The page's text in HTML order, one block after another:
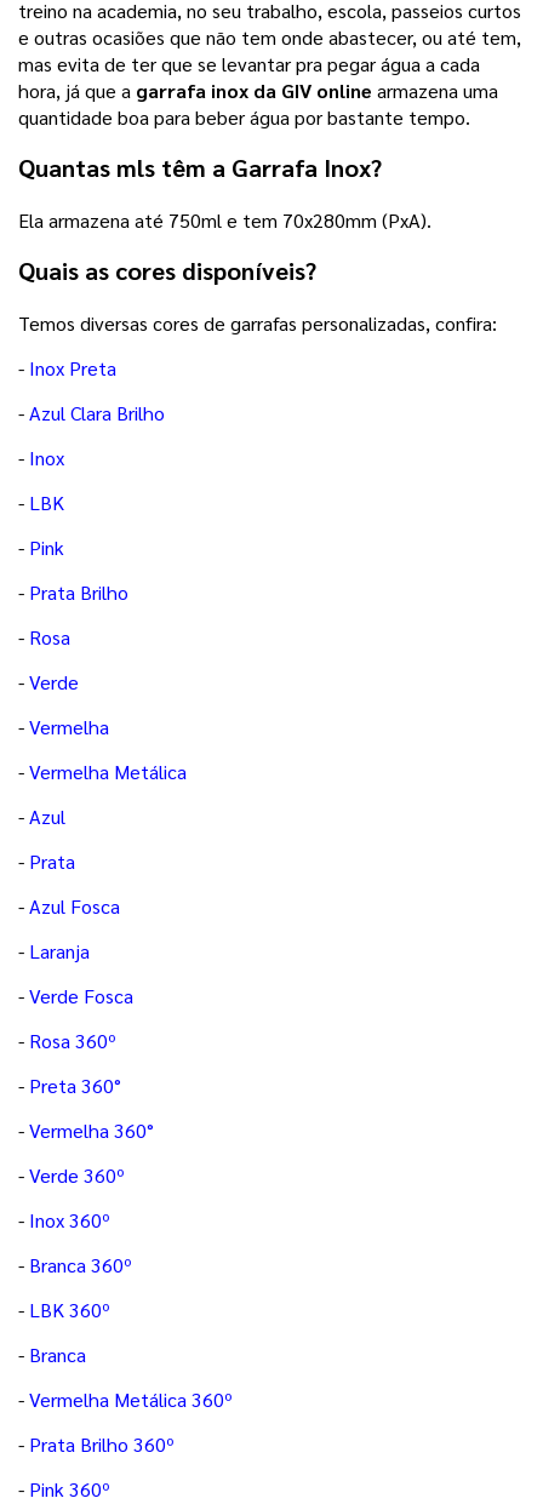
treino na academia, no seu trabalho, escola, passeios curtos
e outras ocasiões que não tem onde abastecer, ou até tem,
mas evita de ter que se levantar pra pegar água a cada
hora, já que a garrafa inox da GIV online armazena uma
quantidade boa para beber água por bastante tempo.
Quantas mls têm a Garrafa Inox?
Ela armazena até 750ml e tem 70x280mm (PxA).
Quais as cores disponíveis?
Temos diversas cores de garrafas personalizadas, confira:
- Inox Preta
-Azul Clara Brilho
- Inox
- LBK
- Pink
- Prata Brilho
- Rosa
-Verde
-Vermelha
-Vermelha Metálica
-Azul
- Prata
-Azul Fosca
- Laranja
-Verde Fosca
- Rosa 360º
- Preta 360°
-Vermelha 360°
-Verde 360º
- Inox 360º
- Branca 360º
- LBK 360º
- Branca
-Vermelha Metálica 360º
- Prata Brilho 360º
- Pink 360º